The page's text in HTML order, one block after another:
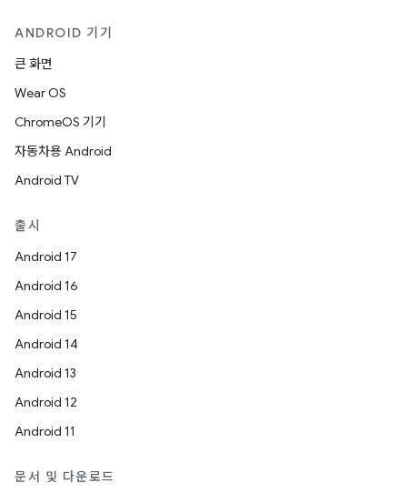
ANDROID 기기
큰 화면
Wear OS
ChromeOS 기기
자동차용 Android
Android TV
출시
Android 17
Android 16
Android 15
Android 14
Android 13
Android 12
Android 11
문서 및 다운로드